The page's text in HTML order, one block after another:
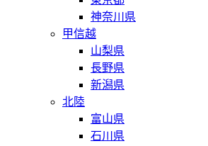
神奈川県
甲信越
山梨県
長野県
新潟県
北陸
富山県
石川県